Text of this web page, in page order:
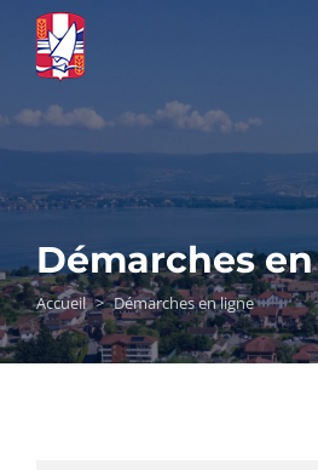
Passer
contenu
Démarches
Accueil > Démarches en ligne